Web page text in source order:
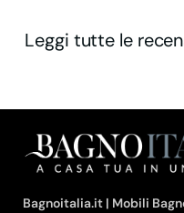
Leggi tutte le
Bagnoitalia.it | Mobili